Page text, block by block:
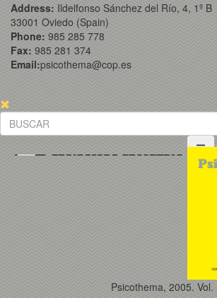
Address: Ildelfonso Sánchez del Río, 4, 1º B
33001 Oviedo (Spain)
Phone: 985 285 778
Fax: 985 281 374
Email:psicothema@cop.es
Psicothema, 2005. Vol.